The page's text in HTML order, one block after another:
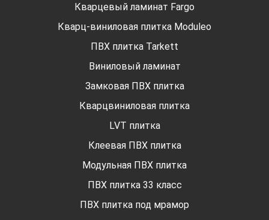
Кварцевый ламинат Fargo
Кварц-виниловая плитка Moduleo
ПВХ плитка Tarkett
Виниловый ламинат
Замковая ПВХ плитка
Кварцвиниловая плитка
LVT плитка
Клеевая ПВХ плитка
Модульная ПВХ плитка
ПВХ плитка 33 класс
ПВХ плитка под мрамор